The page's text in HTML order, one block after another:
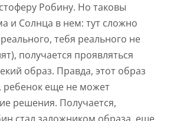
Робину. Но таковы
и Солнца в нем: тут сложно
тебя реального не
получается проявляться
образ. Правда, этот образ
ребенок еще не может
решения. Получается,